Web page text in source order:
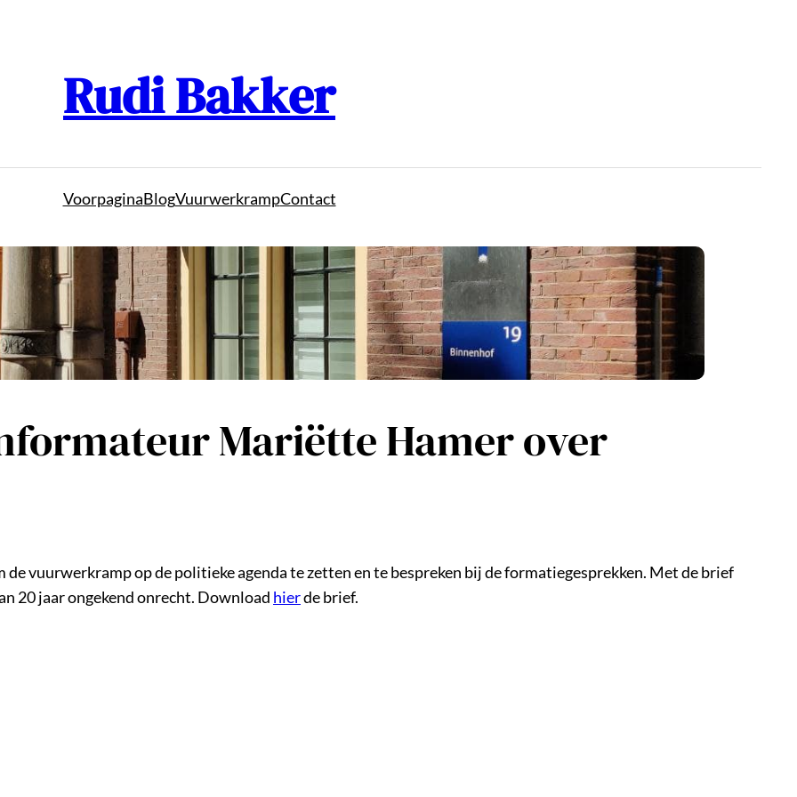
Rudi Bakker
VoorpaginaBlogVuurwerkrampContact
Mariëtte Hamer over
vuurwerkramp op de politieke agenda te zetten en te bespreken bij de formatiegesprekken. Met de brief
20 jaar ongekend onrecht. Download hierde brief.